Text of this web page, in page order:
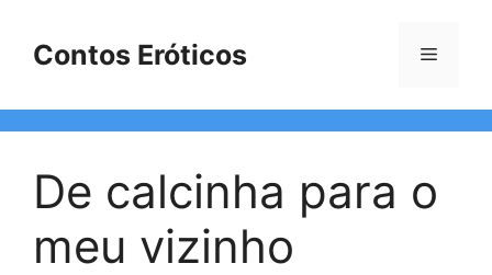
Contos Eróticos Menu
De calcinha para o
meu vizinho